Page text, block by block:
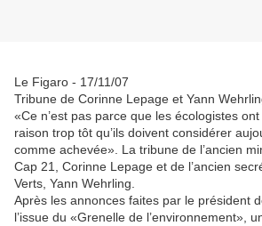
Le Figaro - 17/11/07
Tribune de Corinne Lepage et Yann
«Ce n’est pas parce que les écologistes
raison trop tôt qu’ils doivent considérer
comme achevée». La tribune de l’ancien
Cap 21, Corinne Lepage et de l’ancien
Verts, Yann Wehrling.
Après les annonces faites par le président
l’issue du «Grenelle de l’environnement»,